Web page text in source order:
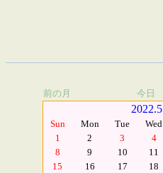
前の月 今日
2022.5
Sun Mon Tue Wed
1
2 3 4
8
9 10 11
15
16 17 18